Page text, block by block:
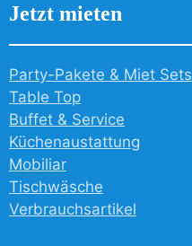
Jetzt mieten
Party-Pakete & Miet Sets
Table Top
Buffet & Service
Küchenaustattung
Mobiliar
Tischwäsche
Verbrauchsartikel